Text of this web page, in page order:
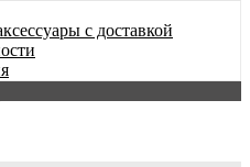
с доставкой